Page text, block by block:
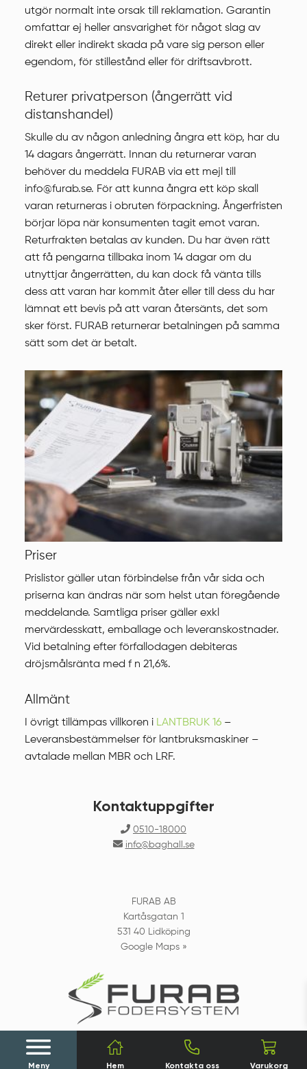
utgör normalt inte orsak till reklamation. Garantin
omfattar ej heller ansvarighet för något slag av
direkt eller indirekt skada på vare sig person eller
egendom, för stillestånd eller för driftsavbrott.
Returer privatperson (ångerrätt vid
distanshandel)
Skulle du av någon anledning ångra ett köp, har du
14 dagars ångerrätt. Innan du returnerar varan
behöver du meddela FURAB via ett mejl till
info@furab.se. För att kunna ångra ett köp skall
varan returneras i obruten förpackning. Ångerfristen
börjar löpa när konsumenten tagit emot varan.
Returfrakten betalas av kunden. Du har även rätt
att få pengarna tillbaka inom 14 dagar om du
utnyttjar ångerrätten, du kan dock få vänta tills
dess att varan har kommit åter eller till dess du har
lämnat ett bevis på att varan återsänts, det som
sker först. FURAB returnerar betalningen på samma
sätt som det är betalt.
Priser
Prislistor gäller utan förbindelse från vår sida och
priserna kan ändras när som helst utan föregående
meddelande. Samtliga priser gäller exkl
mervärdesskatt, emballage och leveranskostnader.
Vid betalning efter förfallodagen debiteras
dröjsmålsränta med f n 21,6%.
Allmänt
I övrigt tillämpas villkoren i LANTBRUK 16 –
Leveransbestämmelser för lantbruksmaskiner –
avtalade mellan MBR och LRF.
Kontaktuppgifter
0510-18000
info@baghall.se
FURAB AB
Kartåsgatan 1
531 40 Lidköping
Google Maps »
Meny Hem Kontakta oss Varukorg